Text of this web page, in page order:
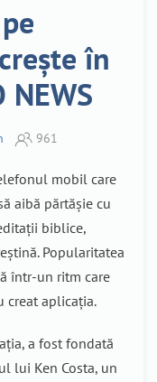
în
961
mobil care
aibă părtășie cu
biblice,
Popularitatea
într-un ritm care
creat aplicația.
a fost fondată
lui Ken Costa, un